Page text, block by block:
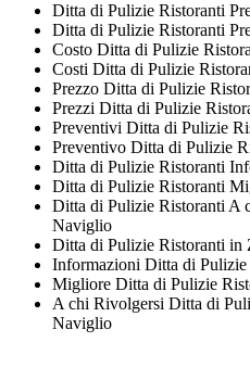
Ditta di Pulizie Ristoranti
Ditta di Pulizie Ristoranti
Costo Ditta di Pulizie
Costi Ditta di Pulizie
Prezzo Ditta di Pulizie
Prezzi Ditta di Pulizie
Preventivi Ditta di Pulizie
Preventivo Ditta di Pulizie
Ditta di Pulizie Ristoranti
Ditta di Pulizie Ristoranti
Ditta di Pulizie Ristoranti A
Naviglio
Ditta di Pulizie Ristoranti in
Informazioni Ditta di
Migliore Ditta di Pulizie
A chi Rivolgersi Ditta di
Naviglio